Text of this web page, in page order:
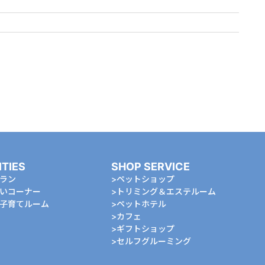
ン
コーナー
育てルーム
SHOP SERVICE
ペットショップ
トリミング＆エステルーム
ペットホテル
カフェ
ギフトショップ
セルフグルーミング